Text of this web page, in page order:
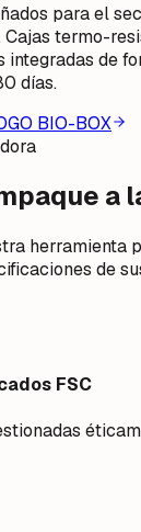
para el
Cajas termo-
de
días.
BIO-BOX
a
herramienta
de
FSC